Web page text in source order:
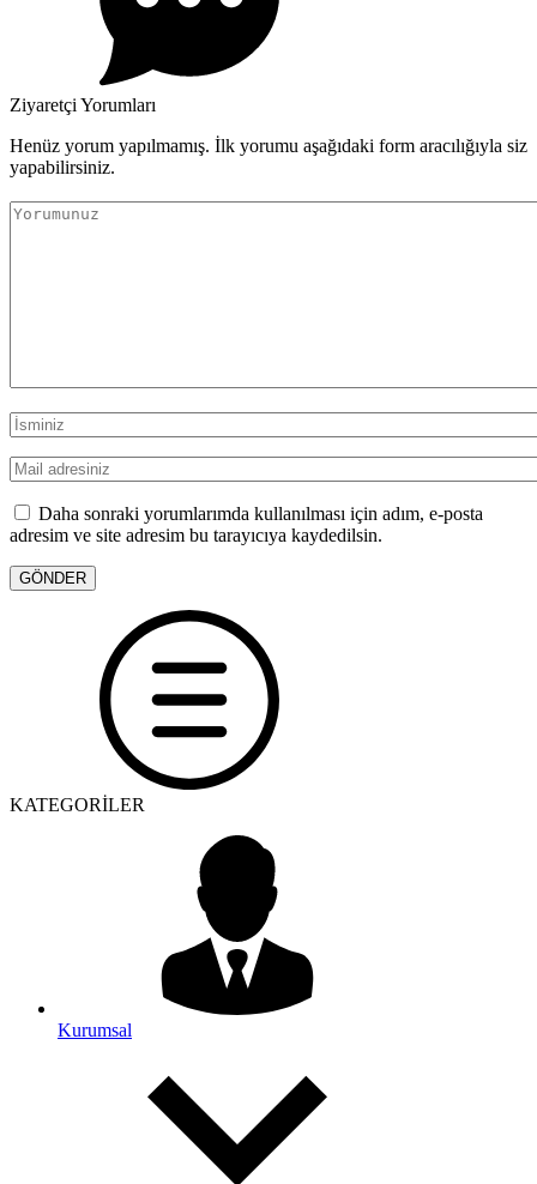
Ziyaretçi Yorumları
Henüz yorum yapılmamış. İlk yorumu aşağıdaki form aracılığıyla siz
yapabilirsiniz.
Daha sonraki yorumlarımda kullanılması için adım, e-posta
adresim ve site adresim bu tarayıcıya kaydedilsin.
KATEGORİLER
Kurumsal